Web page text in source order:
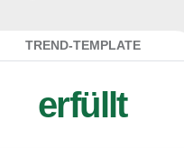
TREND-TEMPLATE
erfüllt